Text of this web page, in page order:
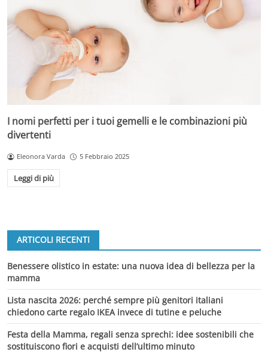
I nomi perfetti per i tuoi gemelli e le combinazioni più
divertenti
Eleonora Varda 5 Febbraio 2025
Leggi di più
ARTICOLI RECENTI
Benessere olistico in estate: una nuova idea di bellezza per la
mamma
Lista nascita 2026: perché sempre più genitori italiani
chiedono carte regalo IKEA invece di tutine e peluche
Festa della Mamma, regali senza sprechi: idee sostenibili che
sostituiscono fiori e acquisti dell’ultimo minuto